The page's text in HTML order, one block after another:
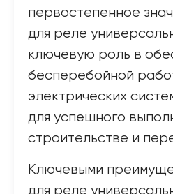
первостепенное
для реле
ключевую роль в
бесперебойной
электрических
для успешного
строительстве и
Ключевыми
для реле